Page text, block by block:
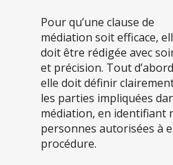
Pour qu’une clause de
médiation soit efficace,
doit être rédigée avec
et précision. Tout
elle doit définir
les parties impliquées
médiation, en identifiant
personnes autorisées à
procédure.